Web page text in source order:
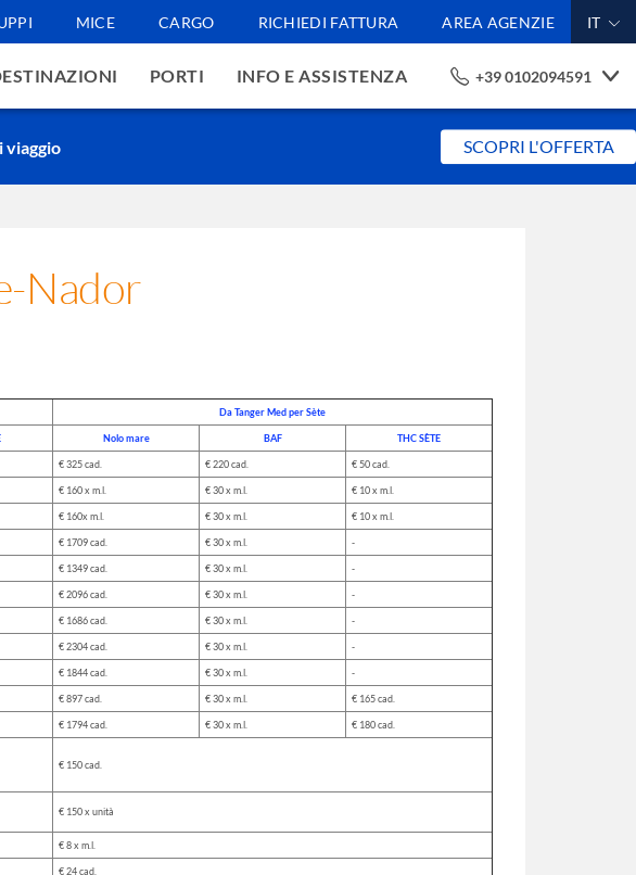
MICE CARGO RICHIEDI FATTURA AREA AGENZIE IT
PORTI INFO E ASSISTENZA +39 0102094591
viaggio SCOPRI L'OFFERTA
Nador
Da Tanger Med per Sète
Nolo mare BAF THC SÈTE
€ 325 cad. € 220 cad. € 50 cad.
€ 160 x m.l. € 30 x m.l. € 10 x m.l.
€ 160x m.l. € 30 x m.l. € 10 x m.l.
€ 1709 cad. € 30 x m.l. -
€ 1349 cad. € 30 x m.l. -
€ 2096 cad. € 30 x m.l. -
€ 1686 cad. € 30 x m.l. -
€ 2304 cad. € 30 x m.l. -
€ 1844 cad. € 30 x m.l. -
€ 897 cad. € 30 x m.l. € 165 cad.
€ 1794 cad. € 30 x m.l. € 180 cad.
€ 150 cad.
€ 150 x unità
€ 8 x m.l.
€ 24 cad.